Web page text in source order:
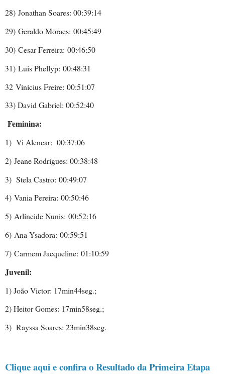
28) Jonathan Soares: 00:39:14
29) Geraldo Moraes: 00:45:49
30) Cesar Ferreira: 00:46:50
31) Luis Phellyp: 00:48:31
32 Vinicius Freire: 00:51:07
33) David Gabriel: 00:52:40
Feminina:
1) Vi Alencar: 00:37:06
2) Jeane Rodrigues: 00:38:48
3) Stela Castro: 00:49:07
4) Vania Pereira: 00:50:46
5) Arlineide Nunis: 00:52:16
6) Ana Ysadora: 00:59:51
7) Carmem Jacqueline: 01:10:59
Juvenil:
1) João Victor: 17min44seg.;
2) Heitor Gomes: 17min58seg.;
3) Rayssa Soares: 23min38seg.
Clique aqui e confira o Resultado da Primeira Etapa